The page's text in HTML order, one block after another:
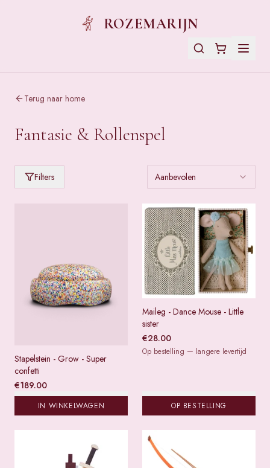
ROZEMARIJN
Terug naar home
Fantasie & Rollenspel
Filters Aanbevolen
Stapelstein - Grow - Super
confetti
€189.00
IN WINKELWAGEN
Maileg - Dance Mouse - Little
sister
€28.00
Op bestelling — langere levertijd
OP BESTELLING